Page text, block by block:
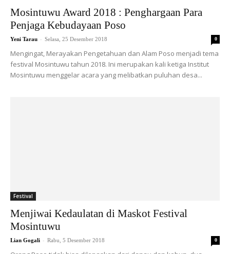
Mosintuwu Award 2018 : Penghargaan Para
Penjaga Kebudayaan Poso
Yeni Tarau - Selasa, 25 Desember 2018 0
Mengingat, Merayakan Pengetahuan dan Alam Poso menjadi tema
festival Mosintuwu tahun 2018. Ini merupakan kali ketiga Institut
Mosintuwu menggelar acara yang melibatkan puluhan desa...
Festival
Menjiwai Kedaulatan di Maskot Festival
Mosintuwu
Lian Gogali - Rabu, 5 Desember 2018 0